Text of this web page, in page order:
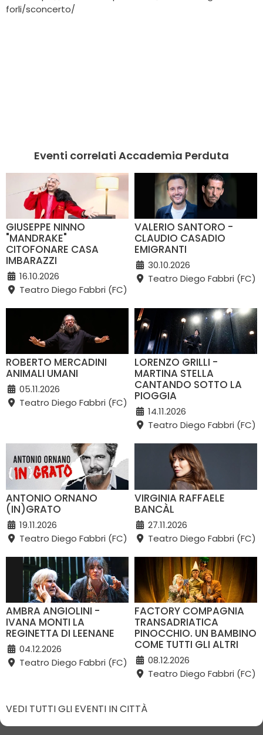
forli/sconcerto/
Eventi correlati Accademia Perduta
GIUSEPPE NINNO
"MANDRAKE"
CITOFONARE CASA
IMBARAZZI
16.10.2026
Teatro Diego Fabbri (FC)
VALERIO SANTORO -
CLAUDIO CASADIO
EMIGRANTI
30.10.2026
Teatro Diego Fabbri (FC)
ROBERTO MERCADINI
ANIMALI UMANI
05.11.2026
Teatro Diego Fabbri (FC)
LORENZO GRILLI -
MARTINA STELLA
CANTANDO SOTTO LA
PIOGGIA
14.11.2026
Teatro Diego Fabbri (FC)
ANTONIO ORNANO
(IN)GRATO
19.11.2026
Teatro Diego Fabbri (FC)
VIRGINIA RAFFAELE
BANCÀL
27.11.2026
Teatro Diego Fabbri (FC)
AMBRA ANGIOLINI -
IVANA MONTI LA
REGINETTA DI LEENANE
04.12.2026
Teatro Diego Fabbri (FC)
FACTORY COMPAGNIA
TRANSADRIATICA
PINOCCHIO. UN BAMBINO
COME TUTTI GLI ALTRI
08.12.2026
Teatro Diego Fabbri (FC)
VEDI TUTTI GLI EVENTI IN CITTÀ